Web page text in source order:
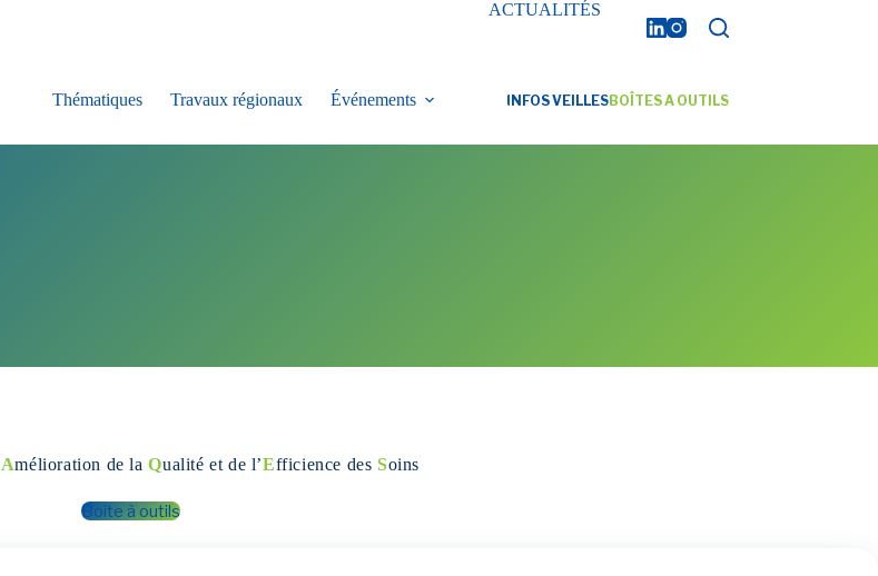
ACTUALITÉS
Thématiques Travaux régionaux Événements INFOS VEILLESBOÎTES A OUTILS
Amélioration de laQualité et de l’Efficience des Soins
Boîte à outils